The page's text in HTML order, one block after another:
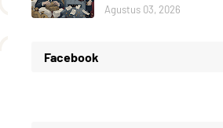
Agustus 03, 2026
Facebook